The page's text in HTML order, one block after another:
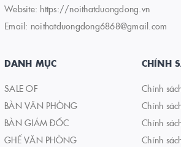
Website: https://noithatduongdong.vn
Email: noithatduongdong6868@gmail.com
DANH MỤC
SALE OF
BÀN VĂN PHÒNG
BÀN GIÁM ĐỐC
GHẾ VĂN PHÒNG
CHÍNH
Chính
Chính
Chính
Chính